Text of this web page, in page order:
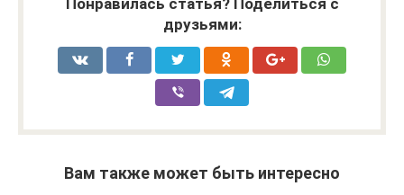
Понравилась статья? Поделиться с
друзьями:
Вам также может быть интересно